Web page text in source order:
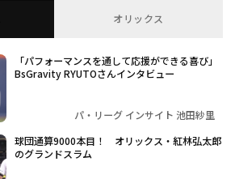
オリックス
「パフォーマンスを通して応援ができる喜び」
BsGravity RYUTOさんインタビュー
パ・リーグ インサイト 池田紗里
球団通算9000本目！ オリックス・紅林弘太郎
のグランドスラム